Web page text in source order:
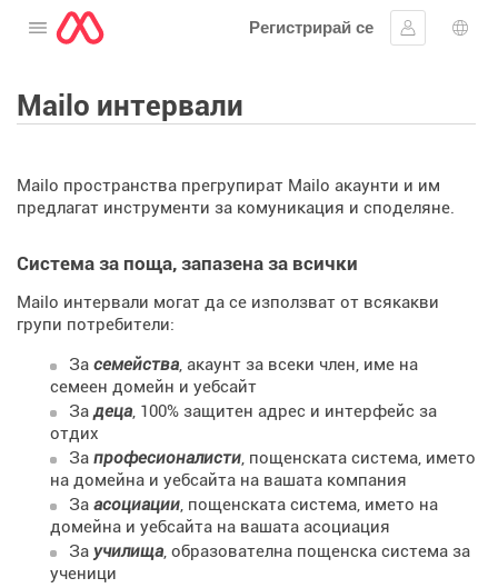
Отворете менюто
Регистрирай се
Впиши се
Mailo интервали
Mailo пространства прегрупират Mailo акаунти и им
предлагат инструменти за комуникация и споделяне.
Система за поща, запазена за всички
Mailo интервали могат да се използват от всякакви
групи потребители:
За семейства, акаунт за всеки член, име на
семеен домейн и уебсайт
За деца, 100% защитен адрес и интерфейс за
отдих
За професионалисти, пощенската система, името
на домейна и уебсайта на вашата компания
За асоциации, пощенската система, името на
домейна и уебсайта на вашата асоциация
За училища, образователна пощенска система за
ученици